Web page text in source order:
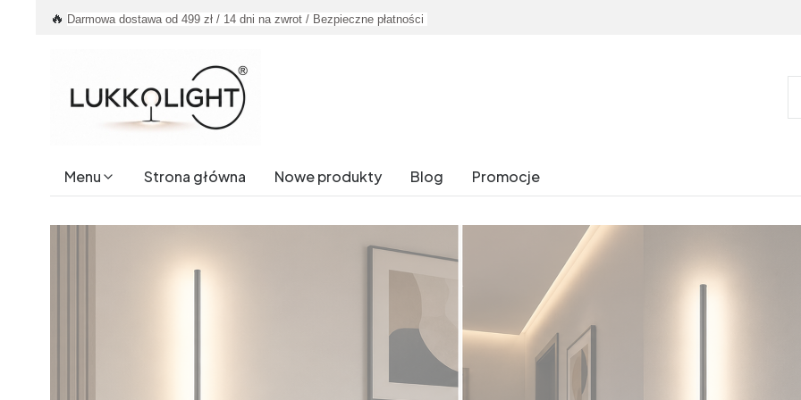
🔥 Darmowa dostawa od 499 zł / 14 dni na zwrot / Bezpieczne płatności
Menu Strona główna Nowe produkty Blog
Promocje